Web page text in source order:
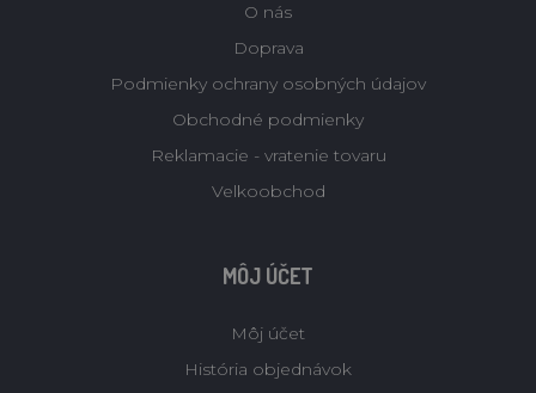
O nás
Doprava
Podmienky ochrany osobných údajov
Obchodné podmienky
Reklamacie - vratenie tovaru
Velkoobchod
MÔJ ÚČET
Môj účet
História objednávok